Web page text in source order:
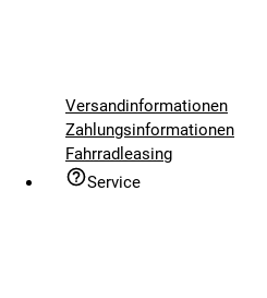
Versandinformationen
Zahlungsinformationen
Fahrradleasing
Service